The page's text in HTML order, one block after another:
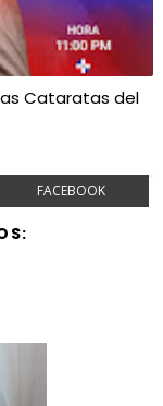
Cataratas del
FACEBOOK